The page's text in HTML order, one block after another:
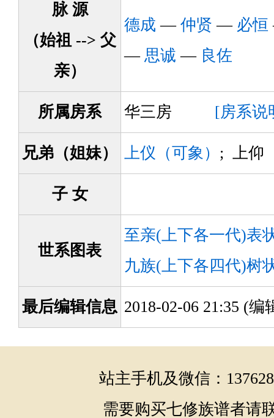
脉 源
（始祖 --> 父
亲）
德成 — 仲贤 — 必恒
— 思诚 — 良佐
所属房系 华三房 [房系说
兄弟（姐妹） 上仪（可象） ; 上仰
子 女
世系图表
至亲(上下各一代)表
九族(上下各四代)树
最后编辑信息 2018-02-06 21:35 (编
站主手机及微信：
需要购买七修族谱者请